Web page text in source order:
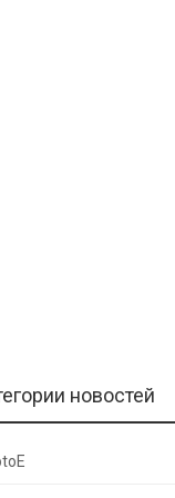
новостей